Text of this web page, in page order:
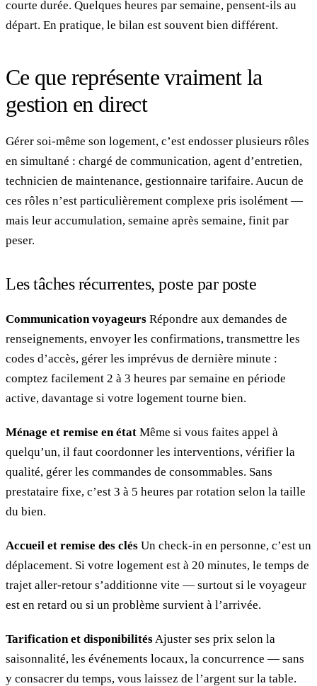
courte durée. Quelques heures par semaine, pensent-ils au
départ. En pratique, le bilan est souvent bien différent.
Ce que représente vraiment la
gestion en direct
Gérer soi-même son logement, c’est endosser plusieurs rôles
en simultané : chargé de communication, agent d’entretien,
technicien de maintenance, gestionnaire tarifaire. Aucun de
ces rôles n’est particulièrement complexe pris isolément —
mais leur accumulation, semaine après semaine, finit par
peser.
Les tâches récurrentes, poste par poste
Communication voyageurs Répondre aux demandes de
renseignements, envoyer les confirmations, transmettre les
codes d’accès, gérer les imprévus de dernière minute :
comptez facilement 2 à 3 heures par semaine en période
active, davantage si votre logement tourne bien.
Ménage et remise en état Même si vous faites appel à
quelqu’un, il faut coordonner les interventions, vérifier la
qualité, gérer les commandes de consommables. Sans
prestataire fixe, c’est 3 à 5 heures par rotation selon la taille
du bien.
Accueil et remise des clés Un check-in en personne, c’est un
déplacement. Si votre logement est à 20 minutes, le temps de
trajet aller-retour s’additionne vite — surtout si le voyageur
est en retard ou si un problème survient à l’arrivée.
Tarification et disponibilitésAjuster ses prix selon la
saisonnalité, les événements locaux, la concurrence — sans
y consacrer du temps, vous laissez de l’argent sur la table.